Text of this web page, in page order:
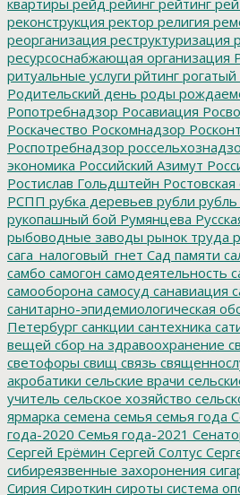
реконструкция ректор религия
реорганизация реструктуризация
ресурсоснабжающая организация
ритуальные услуги рйтинг рогатый
Родительский день роды
Ропотребнадзор Росавиация
Роскачество Роскомнадзор
Роспотребнадзор
экономика Российский Азимут
Ростислав Гольдштейн
РСПП рубка деревьев рубли рубль
рукопашный бой Румянцева
рыбоводные заводы рынок труда
сага_налоговый_гнет Сад памяти
самбо самогон самодеятельность
самооборона самосуд санавиация
санитарно-эпидемиологическая
Петербург санкции сантехника
вещей сбор на здравоохранение
светофоры свищ связь
акробатики сельские врачи
учитель сельское хозяйство
ярмарка семена семья семья года
года-2020 Семья года-2021
Сергей Ерёмин Сергей Солтус
сибиреязвенные захоронения
Сирия Сироткин сироты система